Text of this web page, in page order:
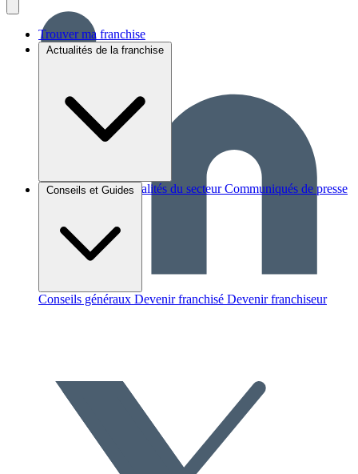
Trouver ma franchise
Actualités de la franchise
Brèves et actus Actualités du secteur Communiqués de presse
Conseils et Guides
Conseils généraux Devenir franchisé Devenir franchiseur